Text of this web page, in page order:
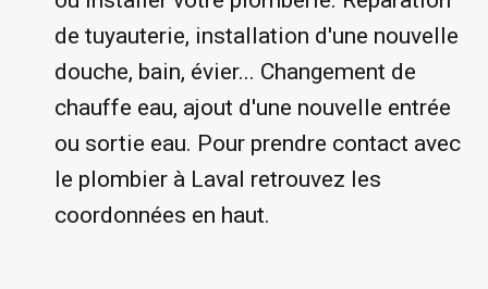
de tuyauterie, installation d'une nouvelle
douche, bain, évier... Changement de
chauffe eau, ajout d'une nouvelle entrée
ou sortie eau. Pour prendre contact avec
le plombier à Laval retrouvez les
coordonnées en haut.